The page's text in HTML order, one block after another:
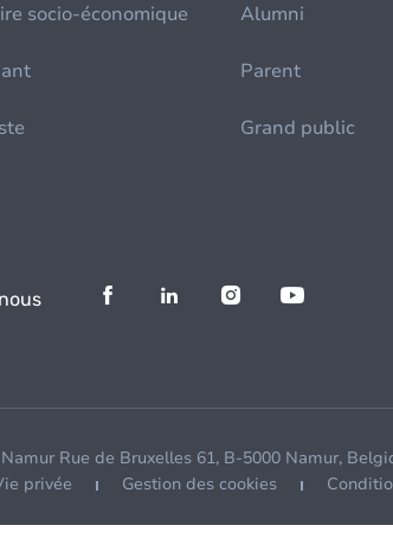
socio-économique Alumni
Parent
Grand public
Rue de Bruxelles 61, B-5000 Namur,
privée Gestion des cookies